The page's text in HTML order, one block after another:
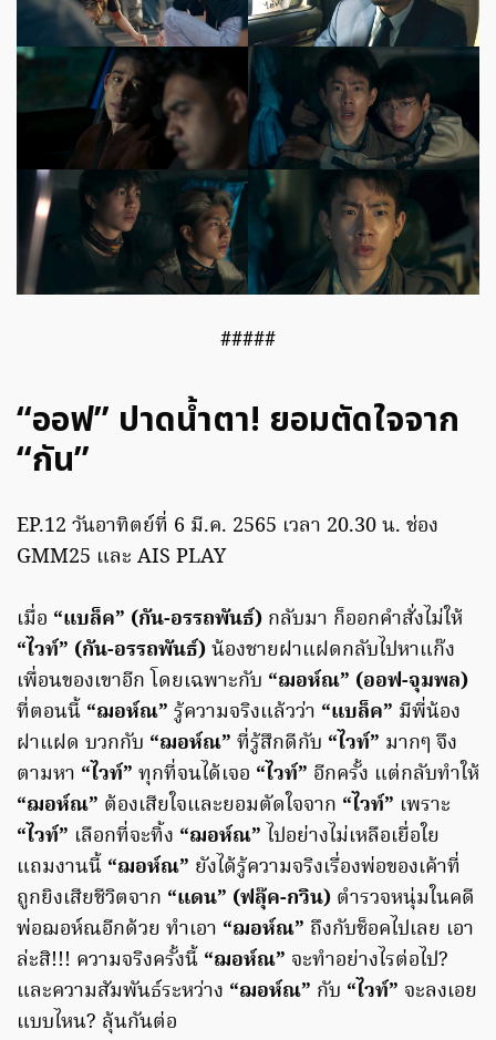
#####
“ออฟ” ปาดน้ำตา! ยอมตัดใจจาก
“กัน”
EP.12 วันอาทิตย์ที่ 6 มี.ค. 2565 เวลา 20.30 น. ช่อง
GMM25 และ AIS PLAY
เมื่อ “แบล็ค” (กัน-อรรถพันธ์) กลับมา ก็ออกคำสั่งไม่ให้
“ไวท์” (กัน-อรรถพันธ์)น้องชายฝาแฝดกลับไปหาแก๊ง
เพื่อนของเขาอีก โดยเฉพาะกับ “ฌอห์ณ” (ออฟ-จุมพล)
ที่ตอนนี้ “ฌอห์ณ” รู้ความจริงแล้วว่า “แบล็ค” มีพี่น้อง
ฝาแฝด บวกกับ “ฌอห์ณ” ที่รู้สึกดีกับ “ไวท์” มากๆ จึง
ตามหา “ไวท์” ทุกที่จนได้เจอ “ไวท์” อีกครั้ง แต่กลับทำให้
“ฌอห์ณ” ต้องเสียใจและยอมตัดใจจาก “ไวท์” เพราะ
“ไวท์” เลือกที่จะทิ้ง “ฌอห์ณ” ไปอย่างไม่เหลือเยื่อใย
แถมงานนี้ “ฌอห์ณ” ยังได้รู้ความจริงเรื่องพ่อของเค้าที่
ถูกยิงเสียชีวิตจาก “แดน” (ฟลุ๊ค-กวิน) ตำรวจหนุ่มในคดี
พ่อฌอห์ณอีกด้วย ทำเอา “ฌอห์ณ” ถึงกับช็อคไปเลย เอา
ล่ะสิ!!! ความจริงครั้งนี้ “ฌอห์ณ” จะทำอย่างไรต่อไป?
และความสัมพันธ์ระหว่าง “ฌอห์ณ” กับ “ไวท์” จะลงเอย
แบบไหน? ลุ้นกันต่อ